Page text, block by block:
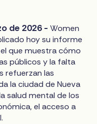
de 2026 -Women
hoy su informe
que muestra cómo
públicos y la falta
refuerzan las
la ciudad de Nueva
salud mental de los
el acceso a